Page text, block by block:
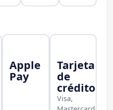
Apple
Pay
Tarjeta
de
crédito
Visa,